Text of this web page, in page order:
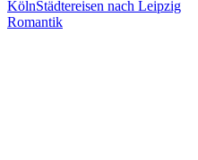
KölnStädtereisen nach Leipzig
Romantik